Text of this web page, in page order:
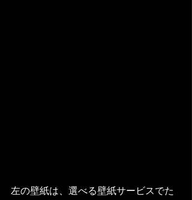
左の壁紙は、選べる壁紙サービスでた